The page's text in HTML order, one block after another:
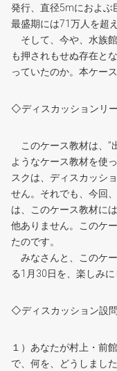
発行、直径5mにおよぶ
最盛期には71万人を超
そして、今や、水族
も押されもせぬ存在と
っていたのか。本ケー
◇ディスカッションリ
このケース教材は、”
ようなケース教材を使
スクは、ディスカッシ
せん。それでも、今回
は、このケース教材に
他ありません。このケ
たのです。
みなさんと、このケ
る1月30日を、楽しみに
◇ディスカッション設問
１）あなたが村上・前
で、何を、どうしまし